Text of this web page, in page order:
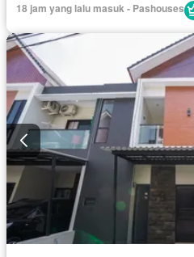
18 jam yang lalu masuk - Pashouses